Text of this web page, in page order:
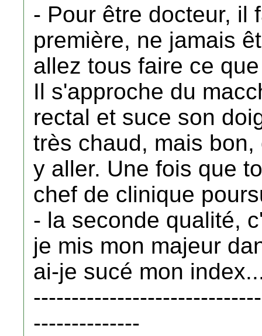
- Pour être docteur, il
première, ne jamais
allez tous faire ce
Il s'approche du
rectal et suce son
très chaud, mais
y aller. Une fois que
chef de clinique
- la seconde qualité,
je mis mon majeur
ai-je sucé mon
--------------